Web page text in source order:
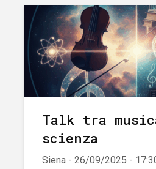
Talk tra
scienza
Siena - 26/09/2025 -